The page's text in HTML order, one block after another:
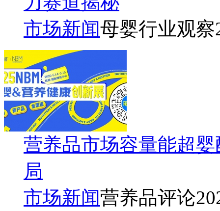
市场新闻母婴行业观察
营养品市场容量能超
局
市场新闻营养品评论